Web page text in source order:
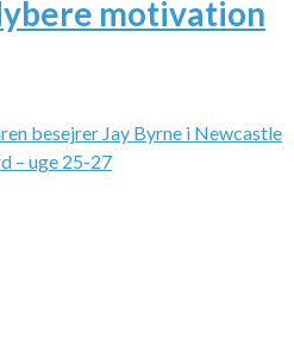
motivation
besejrer Jay Byrne i Newcastle
– uge 25-27